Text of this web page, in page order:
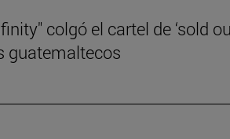
colgó el cartel de ‘sold
guatemaltecos